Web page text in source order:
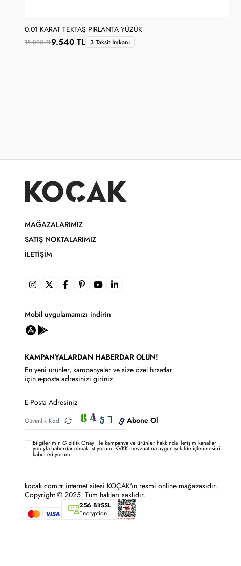
0.01 KARAT TEKTAŞ PIRLANTA YÜZÜK
15.890 TL9.540 TL 3 Taksit İmkanı
MAĞAZALARIMIZ
SATIŞ NOKTALARIMIZ
İLETIŞIM
Mobil uygulamamızı indirin
KAMPANYALARDAN HABERDAR OLUN!
En yeni ürünler, kampanyalar ve size özel fırsatlar
için e-posta adresinizi giriniz.
Abone Ol
Bilgilerimin Gizlilik Onayı ile kampanya ve ürünler hakkında iletişim kanalları
yoluyla haberdar olmak istiyorum.KVKK mevzuatına uygun şekilde işlenmesini
kabul ediyorum.
kocak.com.tr internet sitesi KOÇAK'ın resmi online mağazasıdır.
Copyright © 2025. Tüm hakları saklıdır.
256 BitSSL
Encryption